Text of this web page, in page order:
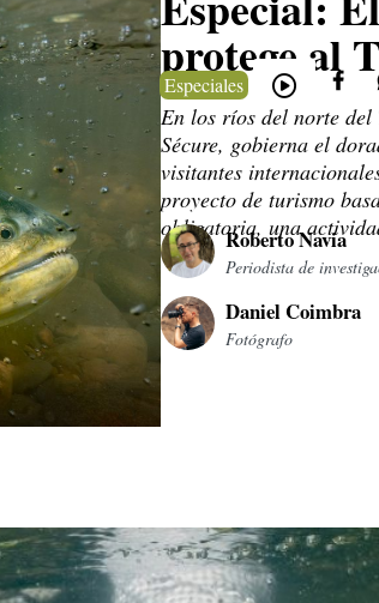
protege al
Especiales
En los ríos del norte
Sécure, gobierna el
visitantes
proyecto de turismo
obligatoria, una
Roberto Navia
Periodista de
Daniel Coimbra
Fotógrafo